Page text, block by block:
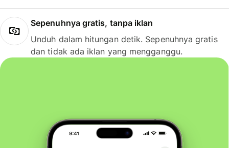
Sepenuhnya gratis, tanpa iklan
Unduh dalam hitungan detik. Sepenuhnya gratis
dan tidak ada iklan yang mengganggu.